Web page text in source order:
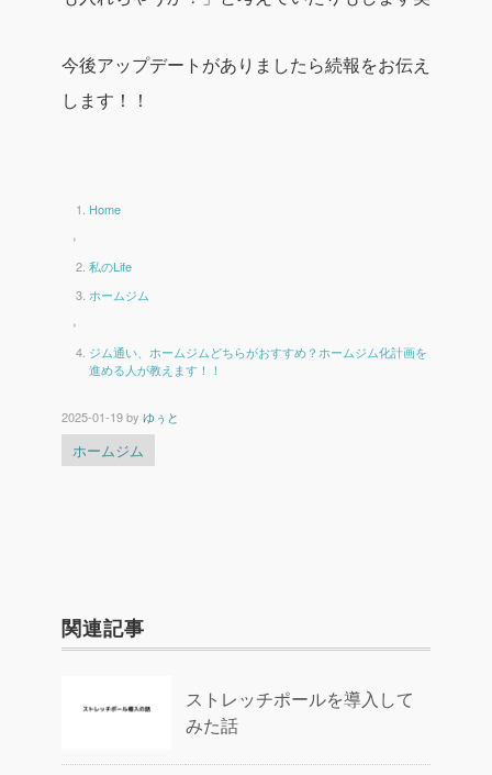
今後アップデートがありましたら続報をお伝え
します！！
Home
›
私のLife
ホームジム
›
ジム通い、ホームジムどちらがおすすめ？ホームジム化計画を
進める人が教えます！！
2025-01-19by ゆぅと
ホームジム
関連記事
ストレッチポールを導入して
みた話